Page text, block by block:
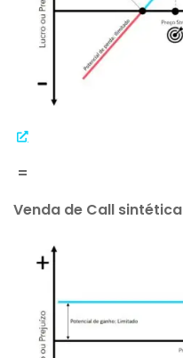
=
Venda de Call sintética